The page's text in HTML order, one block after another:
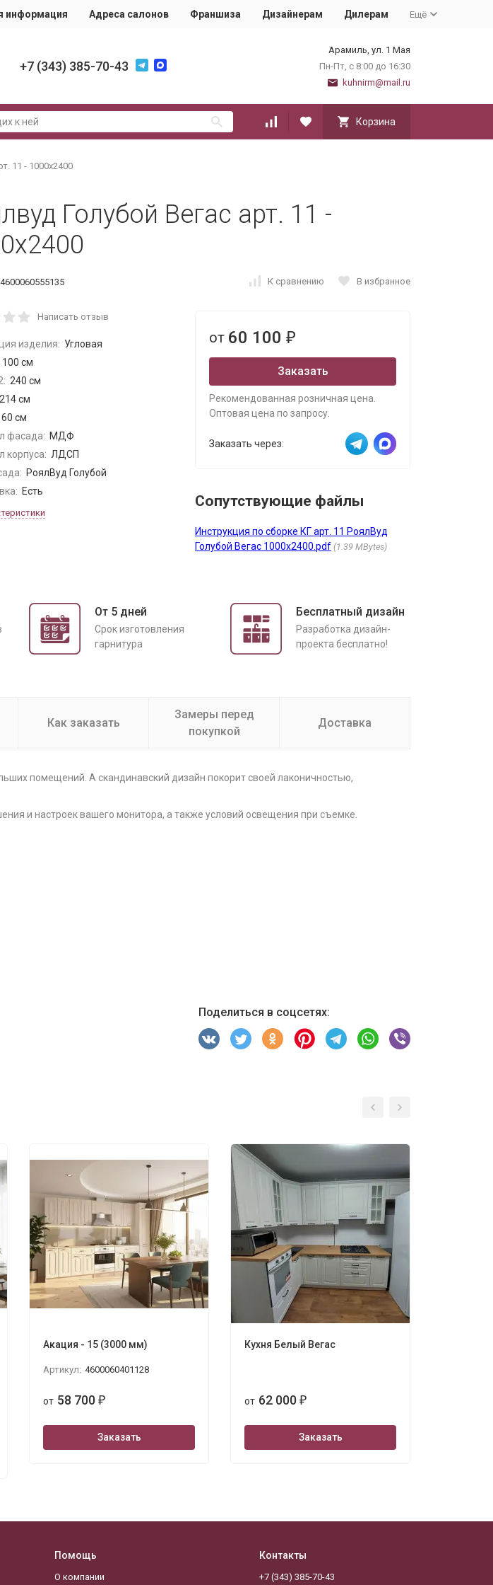
информация Адреса салонов Франшиза Дизайнерам Дилерам Ещё
+7 (343) 385-70-43
Арамиль, ул. 1 Мая
Пн-Пт, с 8:00 до 16:30
kuhnirm@mail.ru
Корзина
11 - 1000х2400
Голубой Вегас арт. 11 -
4600060555135 К сравнению В избранное
Написать отзыв
изделия: Угловая
100 см
240 см
214 см
60 см
фасада: МДФ
корпуса: ЛДСП
РоялВуд Голубой
Есть
от 60 100 ₽
Заказать
Рекомендованная розничная цена.
Оптовая цена по запросу.
Заказать через:
Сопутствующие файлы
Инструкция по сборке КГ арт. 11 РоялВуд
Голубой Вегас 1000х2400.pdf 1.39 MBytes
От 5 дней
Срок изготовления
гарнитура
Бесплатный дизайн
Разработка дизайн-
проекта бесплатно!
Как заказать
Замеры перед
покупкой
Доставка
помещений. А скандинавский дизайн покорит своей лаконичностью,
и настроек вашего монитора, а также условий освещения при съемке.
Поделиться в соцсетях:
Акация - 15 (3000 мм)
Артикул: 4600060401128
от 58 700 ₽
Заказать
Кухня Белый Вегас
от 62 000 ₽
Заказать
Помощь
О компании
Контакты
+7 (343) 385-70-43